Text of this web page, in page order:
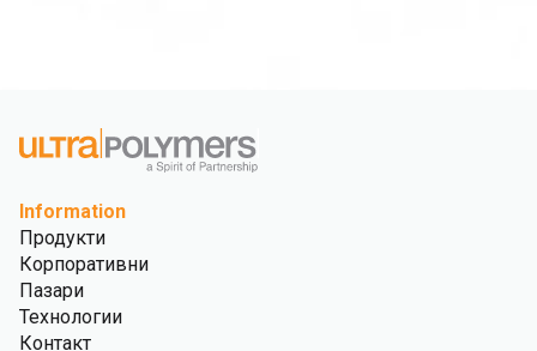
Information
Продукти
Корпоративни
Пазари
Технологии
Контакт